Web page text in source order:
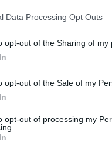
Data Processing Opt Outs
opt-out of the Sharing of my
opt-out of the Sale of my
opt-out of processing my
a Földön, mégis eddig csak
ami fogad minket
elkezd visszazuhanni a
16-án jelenik meg.